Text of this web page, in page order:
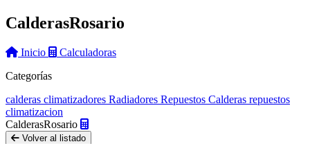
CalderasRosario
Inicio
Calculadoras
Categorías
calderas climatizadores Radiadores Repuestos Calderas repuestos
climatizacion
CalderasRosario
Volver al listado